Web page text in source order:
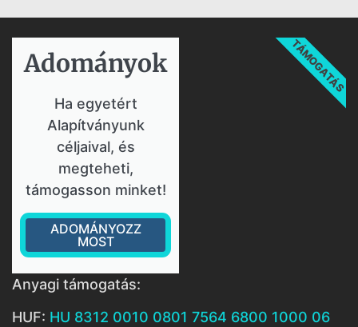
Adományok​
Ha egyetért
Alapítványunk
céljaival, és
megteheti,
támogasson minket!
ADOMÁNYOZZ
MOST
TÁMOGATÁS
Anyagi támogatás:
HUF: HU 8312 0010 0801 7564 6800 1000 06